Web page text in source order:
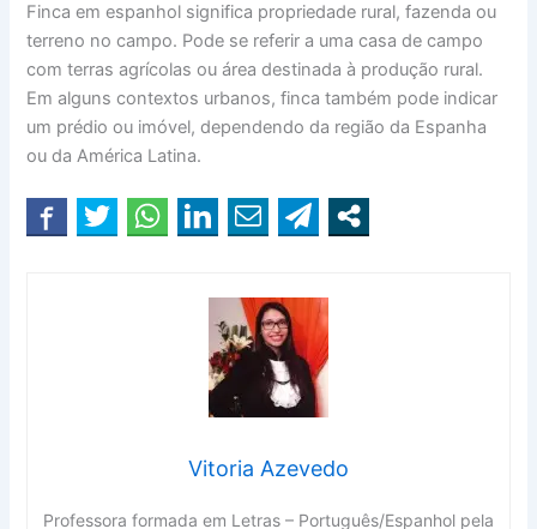
Finca em espanhol significa propriedade rural, fazenda ou
terreno no campo. Pode se referir a uma casa de campo
com terras agrícolas ou área destinada à produção rural.
Em alguns contextos urbanos, finca também pode indicar
um prédio ou imóvel, dependendo da região da Espanha
ou da América Latina.
Vitoria Azevedo
Professora formada em Letras – Português/Espanhol pela